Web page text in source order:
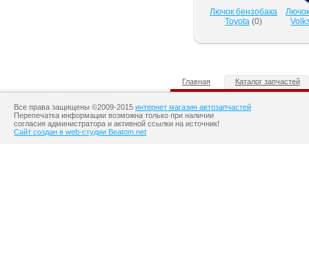
Лючок бензобака
Toyota (0)
Главная Каталог запчастей
Все права защищены ©2009-2015 интернет магазин автозапчастей
Перепечатка информации возможна только при наличии
согласия администратора и активной ссылки на источник!
Сайт создан в web-студии Beatom.net